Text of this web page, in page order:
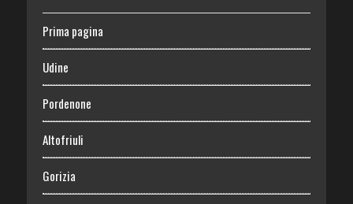
Prima pagina
Udine
Pordenone
Altofriuli
Gorizia